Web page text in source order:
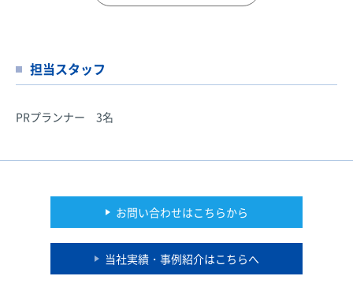
もとにニュースリリースを配信し話題化を図りま
す。製品やサービスがもたらす効果を具体的に示
テレビ番組で商品やサービスなどを取り上げても
らうように働きかけます。テレビ番組で紹介され
ることにより、多くの認知を獲得することができ
担当スタッフ
PRプランナー 3名
お問い合わせはこちらから
当社実績・事例紹介はこちらへ